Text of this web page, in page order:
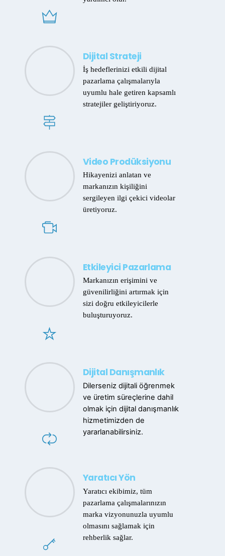
Dijital Strateji
İş hedeflerinizi etkili dijital
pazarlama çalışmalarıyla
uyumlu hale getiren kapsamlı
stratejiler geliştiriyoruz.
Video Prodüksiyonu
Hikayenizi anlatan ve
markanızın kişiliğini
sergileyen ilgi çekici videolar
üretiyoruz.
Etkileyici Pazarlama
Markanızın erişimini ve
güvenilirliğini artırmak için
sizi doğru etkileyicilerle
buluşturuyoruz.
Dijital Danışmanlık
Dilerseniz dijitali öğrenmek
ve üretim süreçlerine dahil
olmak için dijital danışmanlık
hizmetimizden de
yararlanabilirsiniz.
Yaratıcı Yön
Yaratıcı ekibimiz, tüm
pazarlama çalışmalarınızın
marka vizyonunuzla uyumlu
olmasını sağlamak için
rehberlik sağlar.